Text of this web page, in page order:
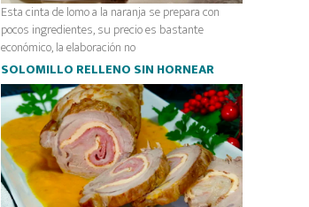
Esta cinta de lomo a la naranja se prepara con
pocos ingredientes, su precio es bastante
económico, la elaboración no
SOLOMILLO RELLENO SIN HORNEAR